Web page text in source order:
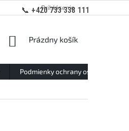
📞 +420 733 338 111
Prihlásenie
NÁKUPNÝ
Prázdny košík
Podmienky ochrany osobných